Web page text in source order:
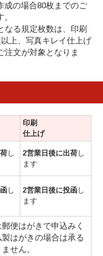
成の場合80枚までのご
なる規定枚数は、印刷
上、写真キレイ仕上げ
注文が対象となりま
印刷
仕上げ
し
2営業日後に出荷し
ます
し
2営業日後に投函し
ます
便はがきで申込みく
はがきの場合は承る
せん。